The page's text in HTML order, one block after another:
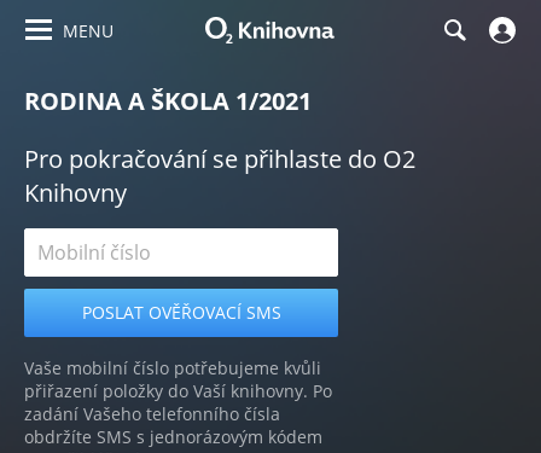
MENU
RODINA A ŠKOLA 1/2021
Pro pokračování se přihlaste do O2
Knihovny
Vaše mobilní číslo potřebujeme kvůli
přiřazení položky do Vaší knihovny. Po
zadání Vašeho telefonního čísla
obdržíte SMS s jednorázovým kódem